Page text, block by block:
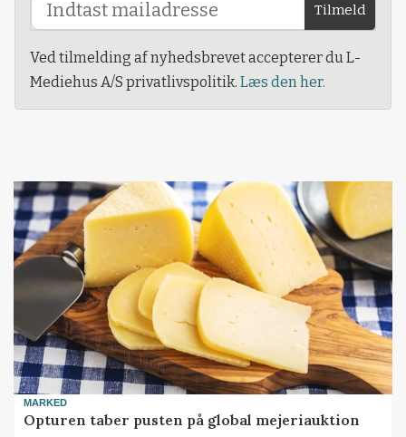
Tilmeld
Ved tilmelding af nyhedsbrevet accepterer du L-
Mediehus A/S privatlivspolitik. Læs den her.
MARKED
Opturen taber pusten på global mejeriauktion